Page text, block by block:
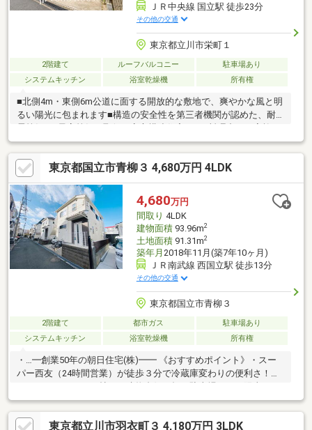
ＪＲ中央線 国立駅 徒歩23分
その他の交通
東京都立川市栄町１
2階建て ルーフバルコニー
駐車場あり
システムキッチン
浴室乾燥機 所有権
■北側4m・東側6m公道に面する開放的な敷地で、爽やかな風と明
るい陽光に包まれます■構造の安全性を第三者機関が認めた、耐
の会話が弾む対面キッチンや、出入りしやすいWIC等を配した間
取りです■JR中央線「国立」駅が生活圏、駅周辺のEmio国立など
商業施設も気軽に利用できます■南砂小学校（徒歩6分）や立川第
二中学校（徒歩17分）が徒歩圏内で子育てにも適した立地です■
スーパーやドラッグストアが身近に揃い、日常のお買い物もスム
ーズに行えます
東京都国立市青柳３ 4,680万円 4LDK
4,680万円
間取り 4LDK
建物面積93.96m2
土地面積91.31m2
築年月 2018年11月(築7年10ヶ月)
ＪＲ南武線 西国立駅 徒歩13分
その他の交通
東京都国立市青柳３
2階建て 都市ガス
駐車場あり
システムキッチン
浴室乾燥機 所有権
・…━創業50年の朝日住宅(株)━━ 《おすすめポイント》・スー
パー西友（24時間営業）が徒歩３分で冷蔵庫変わりの便利さ！・
り・通風良好！・新築時フロアコーティング実施済み♪・南側に少
しのお庭スペースで家庭菜園も楽しめます♪・６帖洋室が２部屋あ
り使い勝手の良い間取りです♪▼セブンイレブン 徒歩9分／西友 徒
東京都立川市羽衣町３ 4,180万円 3LDK